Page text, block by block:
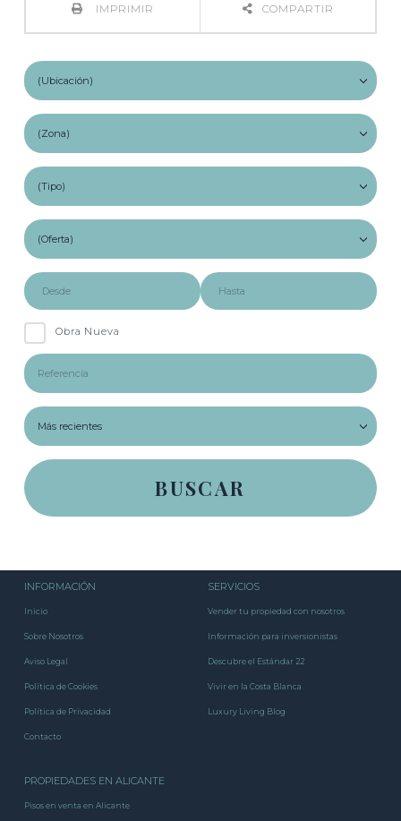
IMPRIMIR COMPARTIR
Obra Nueva
INFORMACIÓN
Inicio
Sobre Nosotros
Aviso Legal
Política de Cookies
Política de Privacidad
Contacto
SERVICIOS
Vender tu propiedad con nosotros
Información para inversionistas
Descubre el Estándar 22
Vivir en la Costa Blanca
Luxury Living Blog
PROPIEDADES EN ALICANTE
Pisos en venta en Alicante